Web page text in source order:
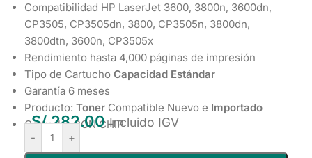
Compatibilidad HP LaserJet 3600, 3800n, 3600dn,
CP3505, CP3505dn, 3800, CP3505n, 3800dn,
3800dtn, 3600n, CP3505x
Rendimiento hasta 4,000 páginas de impresión
Tipo de Cartucho Capacidad Estándar
Garantía 6 meses
Producto: Toner Compatible Nuevo e Importado
Cartucho CON CHIP
S/282.00 Incluido IGV
- +